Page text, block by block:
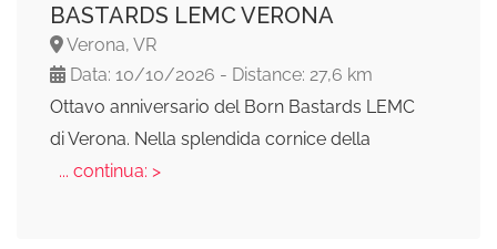
BASTARDS LEMC VERONA
Verona, VR
Data: 10/10/2026 - Distance: 27,6 km
Ottavo anniversario del Born Bastards LEMC
di Verona. Nella splendida cornice della
... continua: >